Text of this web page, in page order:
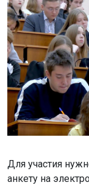
Для участия
анкету на